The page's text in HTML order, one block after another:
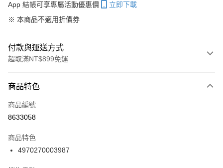
App 結帳可享專屬活動優惠價
立即下載
※ 本商品不適用折價券
付款與運送方式
超取滿NT$899免運
信用卡一次付款
信用卡分期付款
合作金庫商業銀行
華南商業銀行
商品特色
商品編號
8633058
商品特色
4970270003987